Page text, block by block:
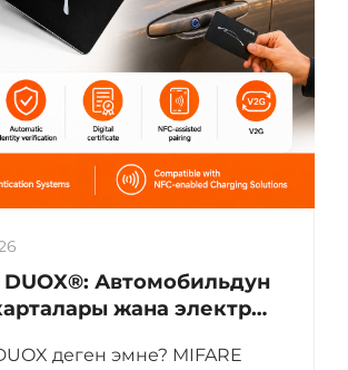
DUOX®: Автомобильдун
жана электр
карталары үчүн
деген эмне? MIFARE